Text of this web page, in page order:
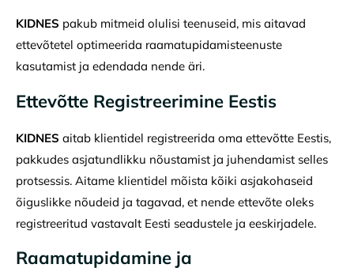
KIDNES pakub mitmeid olulisi teenuseid, mis aitavad
ettevõtetel optimeerida raamatupidamisteenuste
kasutamist ja edendada nende äri.
Ettevõtte Registreerimine Eestis
KIDNES aitab klientidel registreerida oma ettevõtte Eestis,
pakkudes asjatundlikku nõustamist ja juhendamist selles
protsessis. Aitame klientidel mõista kõiki asjakohaseid
õiguslikke nõudeid ja tagavad, et nende ettevõte oleks
registreeritud vastavalt Eesti seadustele ja eeskirjadele.
Raamatupidamine ja